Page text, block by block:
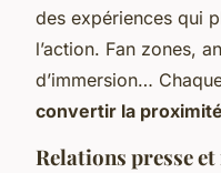
des expériences qui
l’action. Fan zones,
d’immersion…
convertir la
Relations presse